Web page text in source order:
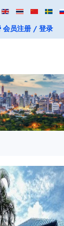
会员注册 / 登录